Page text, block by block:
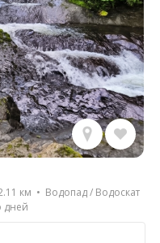
км • Водопад / Водоскат
дней